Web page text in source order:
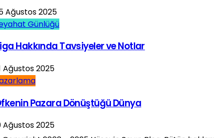
Ağustos 2025
Günlüğü
Hakkında Tavsiyeler ve Notlar
Ağustos 2025
Pazara Dönüştüğü Dünya
Ağustos 2025